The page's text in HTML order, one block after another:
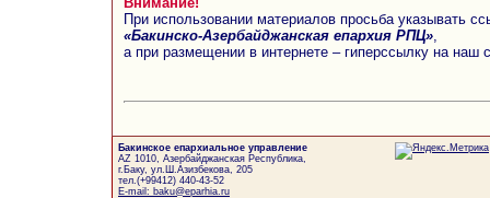
При использовании материалов просьба указывать
«Бакинско-Азербайджанская епархия РПЦ»
а при размещении в интернете – гиперссылку на наш
Бакинское епархиальное управление
AZ 1010, Азербайджанская Республика,
г.Баку, ул.Ш.Азизбекова, 205
тел.(+99412) 440-43-52
E-mail: baku@eparhia.ru